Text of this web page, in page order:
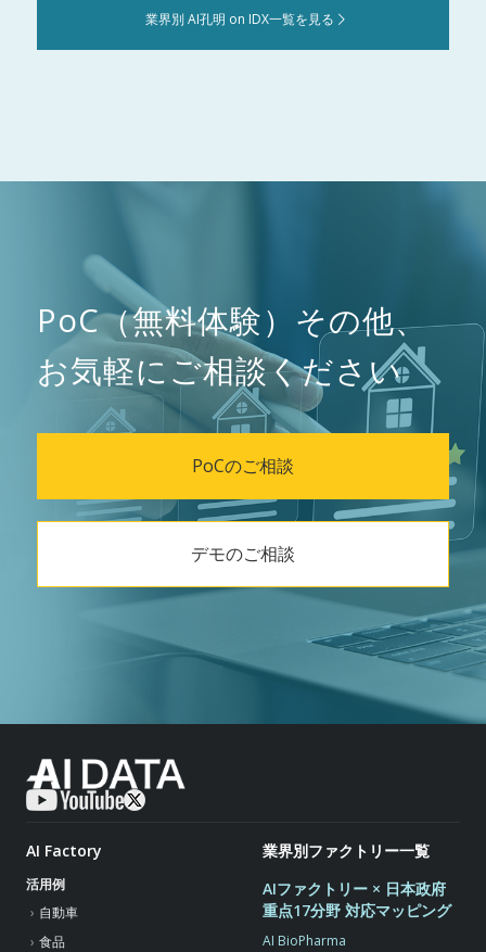
業界別 AI孔明 on IDX一覧を見る
PoC（無料体験）その他、
お気軽にご相談ください
PoCのご相談
デモのご相談
AI Factory
活用例
自動車
食品
業界別ファクトリー一覧
AIファクトリー × 日本政府
重点17分野 対応マッピング
AI BioPharma